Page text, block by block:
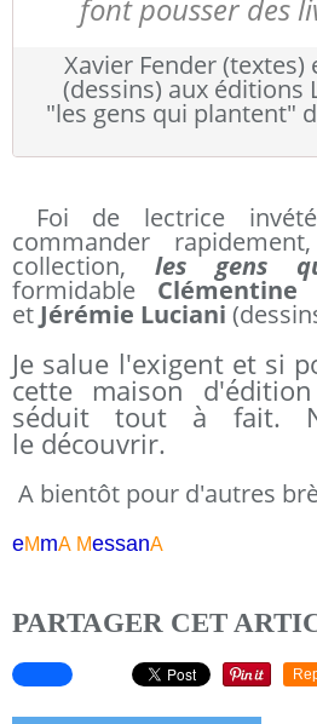
font pousser des
Xavier Fender
(dessins) aux éditions
"les gens qui plantent"
Foi de lectrice
commander
collection, les gens
formidable Clémentine
et Jérémie Luciani
Je salue l'exigent et si
cette maison
séduit tout à fait.
le découvrir.
A bientôt pour d'autres
eMmA MessanA
PARTAGER CET